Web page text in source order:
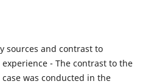
sources and contrast to
- The contrast to the
was conducted in the